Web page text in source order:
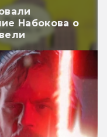
Набокова о